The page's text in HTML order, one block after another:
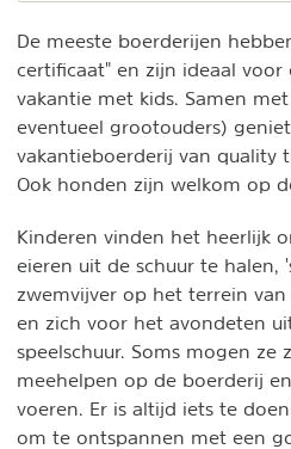
De meeste boerderijen
certificaat" en zijn ideaal voor
vakantie met kids. Samen
eventueel grootouders)
vakantieboerderij van quality
Ook honden zijn welkom op
Kinderen vinden het heerlijk
eieren uit de schuur te halen,
zwemvijver op het terrein
en zich voor het avondeten
speelschuur. Soms mogen ze
meehelpen op de boerderij
voeren. Er is altijd iets te
om te ontspannen met een